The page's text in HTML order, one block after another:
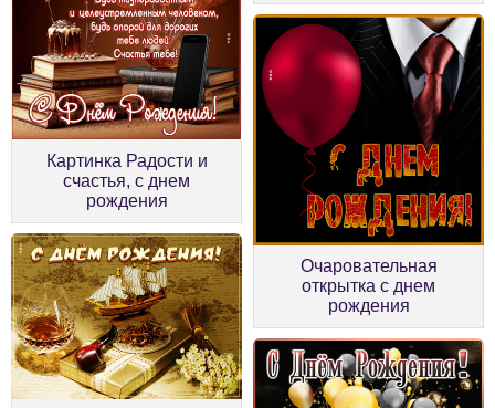
Картинка Радости и
счастья, с днем
рождения
Очаровательная
открытка с днем
рождения